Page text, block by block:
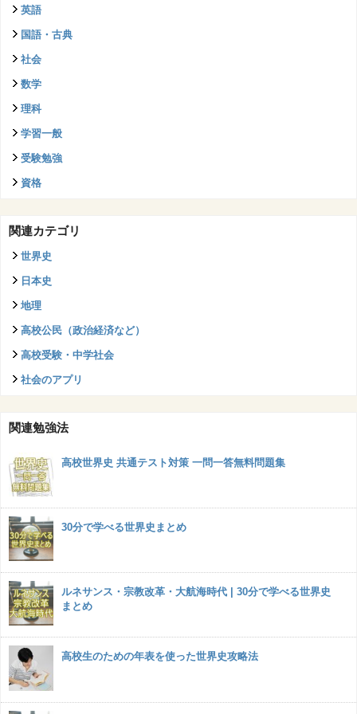
英語
国語・古典
社会
数学
理科
学習一般
受験勉強
資格
関連カテゴリ
世界史
日本史
地理
高校公民（政治経済など）
高校受験・中学社会
社会のアプリ
関連勉強法
高校世界史 共通テスト対策 一問一答無料問題集
30分で学べる世界史まとめ
ルネサンス・宗教改革・大航海時代 | 30分で学べる世界史
まとめ
高校生のための年表を使った世界史攻略法